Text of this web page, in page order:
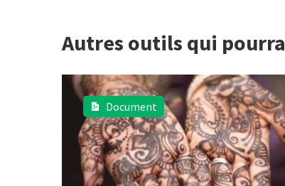
Autres outils qui
Document